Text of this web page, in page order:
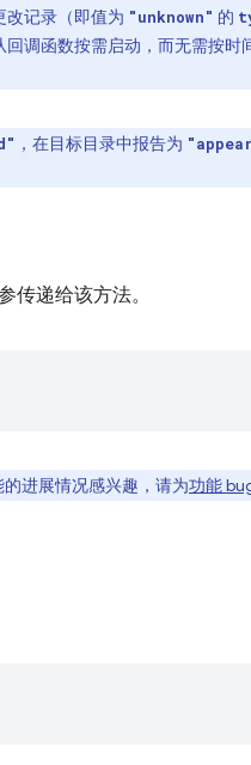
改记录（即值为 "unknown" 的
调函数按需启动，而无需按时
，在目标目录中报告为
传递给该方法。
进展情况感兴趣，请为功能